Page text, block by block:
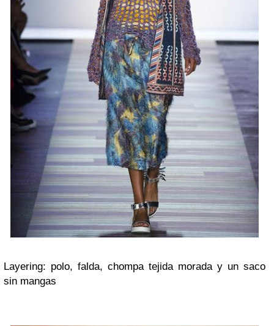
Layering: polo, falda, chompa tejida morada y un saco
sin mangas